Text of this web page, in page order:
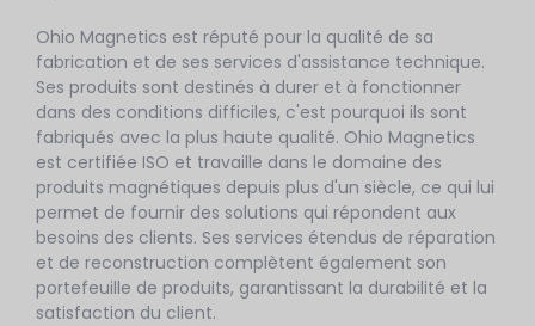
Ohio Magnetics est réputé pour la qualité de sa
fabrication et de ses services d'assistance technique.
Ses produits sont destinés à durer et à fonctionner
dans des conditions difficiles, c'est pourquoi ils sont
fabriqués avec la plus haute qualité. Ohio Magnetics
est certifiée ISO et travaille dans le domaine des
produits magnétiques depuis plus d'un siècle, ce qui lui
permet de fournir des solutions qui répondent aux
besoins des clients. Ses services étendus de réparation
et de reconstruction complètent également son
portefeuille de produits, garantissant la durabilité et la
satisfaction du client.